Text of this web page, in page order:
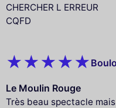
CHERCHER L ERREUR
CQFD
Le Moulin Rouge
Très beau spectacle